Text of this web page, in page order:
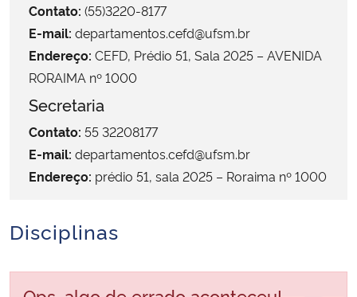
Ministério de Minas e Energia
Ministério da Ciência, Tecnologia, Inovações e Comunicações
Ministério do Turismo
Ministério do Desenvolvimento Regional
Contato: (55)3220-8177
E-mail: departamentos.cefd@ufsm.br
Endereço: CEFD, Prédio 51, Sala 2025 – AVENIDA
RORAIMA nº 1000
Secretaria
Contato: 55 32208177
E-mail: departamentos.cefd@ufsm.br
Endereço: prédio 51, sala 2025 – Roraima nº 1000
Disciplinas